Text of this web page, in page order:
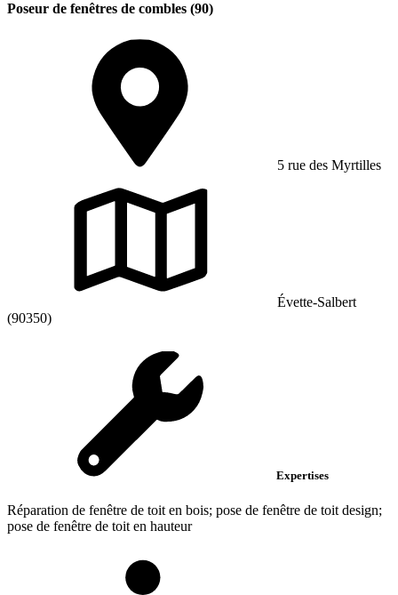
Poseur de fenêtres de combles (90)
5 rue des Myrtilles
Évette-Salbert
(90350)
Expertises
Réparation de fenêtre de toit en bois; pose de fenêtre de toit design;
pose de fenêtre de toit en hauteur